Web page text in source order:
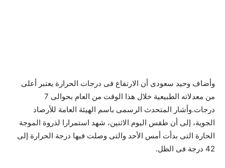
وأضاف وحيد سعودى أن الارتفاع فى درجات الحرارة يعتبر أعلى
من معدلاته الطبيعية خلال هذا الوقت من العام بحوالى 7
درجات.وأشار المتحدث الرسمى باسم الهيئة العامة للأرصاد
الجوية، إلى أن طقس اليوم الاثنين، شهد استمرارا لذروة الموجة
الحارة التى بدأت أمس الأحد والتى وصلت فيها درجة الحرارة إلى
42 درجة فى الظل.